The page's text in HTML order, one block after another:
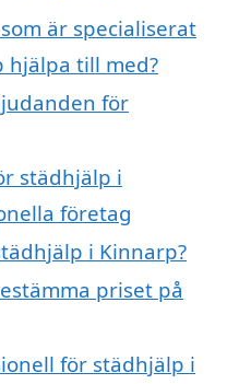
är specialiserat
hjälpa till med?
för
städhjälp i
företag
i Kinnarp?
priset på
för städhjälp i